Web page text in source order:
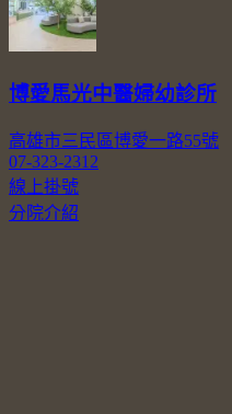
博愛馬光中醫婦幼診所
高雄市三民區博愛一路55號
07-323-2312
線上掛號
分院介紹